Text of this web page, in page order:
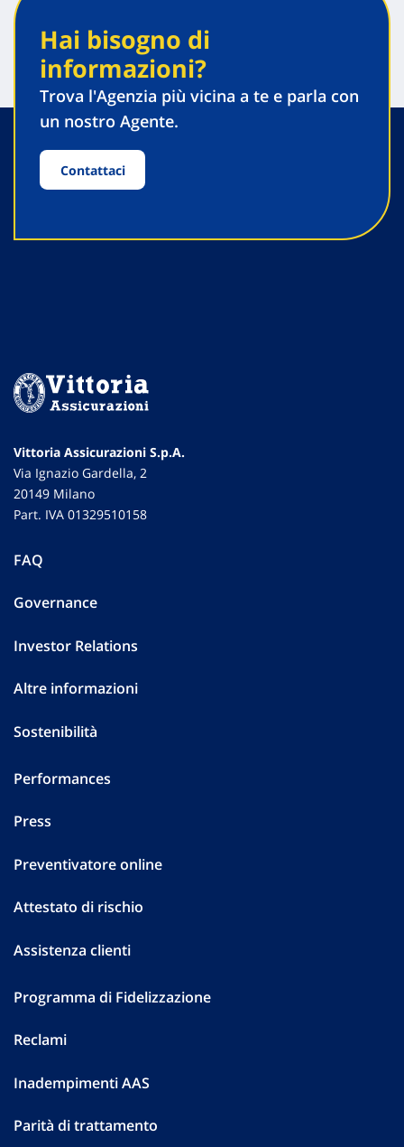
Hai bisogno di
informazioni?
Trova l'Agenzia più vicina a te e parla con
un nostro Agente.
Contattaci
Vittoria Assicurazioni S.p.A.
Via Ignazio Gardella, 2
20149 Milano
Part. IVA 01329510158
FAQ
Governance
Investor Relations
Altre informazioni
Sostenibilità
Performances
Press
Preventivatore online
Attestato di rischio
Assistenza clienti
Programma di Fidelizzazione
Reclami
Inadempimenti AAS
Parità di trattamento